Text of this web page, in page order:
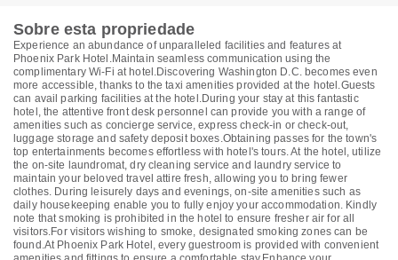
Sobre esta propriedade
Experience an abundance of unparalleled facilities and features at
Phoenix Park Hotel.Maintain seamless communication using the
complimentary Wi-Fi at hotel.Discovering Washington D.C. becomes even
more accessible, thanks to the taxi amenities provided at the hotel.Guests
can avail parking facilities at the hotel.During your stay at this fantastic
hotel, the attentive front desk personnel can provide you with a range of
amenities such as concierge service, express check-in or check-out,
luggage storage and safety deposit boxes.Obtaining passes for the town's
top entertainments becomes effortless with hotel's tours. At the hotel, utilize
the on-site laundromat, dry cleaning service and laundry service to
maintain your beloved travel attire fresh, allowing you to bring fewer
clothes. During leisurely days and evenings, on-site amenities such as
daily housekeeping enable you to fully enjoy your accommodation. Kindly
note that smoking is prohibited in the hotel to ensure fresher air for all
visitors.For visitors wishing to smoke, designated smoking zones can be
found.At Phoenix Park Hotel, every guestroom is provided with convenient